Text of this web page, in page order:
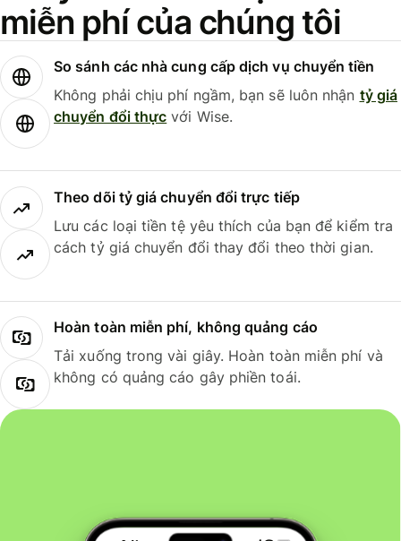
miễn phí của chúng tôi
So sánh các nhà cung cấp dịch vụ chuyển tiền
Không phải chịu phí ngầm, bạn sẽ luôn nhận tỷ giá
chuyển đổi thực với Wise.
Theo dõi tỷ giá chuyển đổi trực tiếp
Lưu các loại tiền tệ yêu thích của bạn để kiểm tra
cách tỷ giá chuyển đổi thay đổi theo thời gian.
Hoàn toàn miễn phí, không quảng cáo
Tải xuống trong vài giây. Hoàn toàn miễn phí và
không có quảng cáo gây phiền toái.